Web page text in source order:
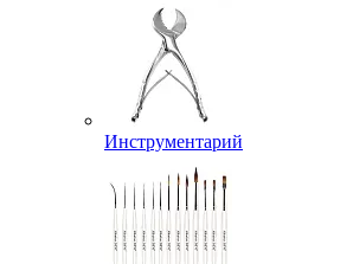
Инструментарий